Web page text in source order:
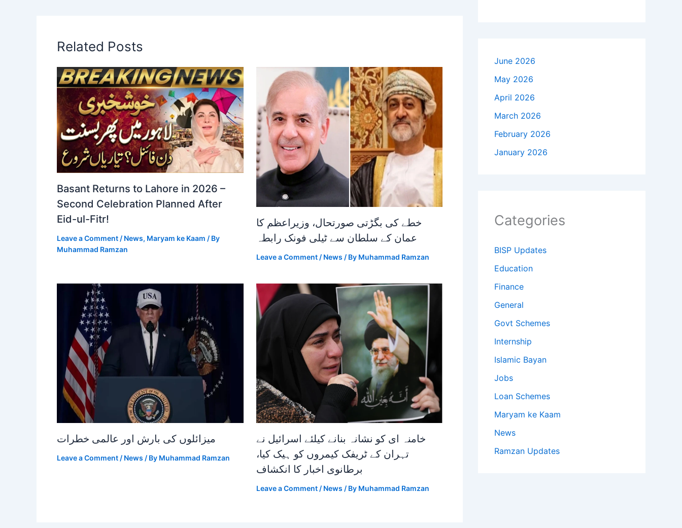
Related Posts
Basant Returns to Lahore in 2026 –
Second Celebration Planned After
Eid-ul-Fitr!
Leave a Comment / News, Maryam ke Kaam / By
Muhammad Ramzan
خطے کی بگڑتی صورتحال، وزیراعظم کا
عمان کے سلطان سے ٹیلی فونک رابطہ
Leave a Comment / News / By Muhammad Ramzan
میزائلوں کی بارش اور عالمی خطرات
Leave a Comment / News / By Muhammad Ramzan
خامنہ ای کو نشانہ بنانے کیلئے اسرائیل نے
تہران کے ٹریفک کیمروں کو ہیک کیا،
برطانوی اخبار کا انکشاف
Leave a Comment / News / By Muhammad Ramzan
June 2026
May 2026
April 2026
March 2026
February 2026
January 2026
Categories
BISP Updates
Education
Finance
General
Govt Schemes
Internship
Islamic Bayan
Jobs
Loan Schemes
Maryam ke Kaam
News
Ramzan Updates